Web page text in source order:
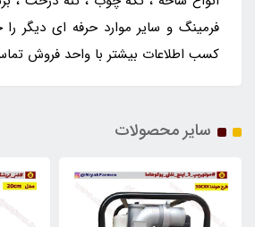
فرمینگ و سایر موارد حرفه ای دیگر
کسب اطلاعات بیشتر با واحد فروش
سایر محصولات